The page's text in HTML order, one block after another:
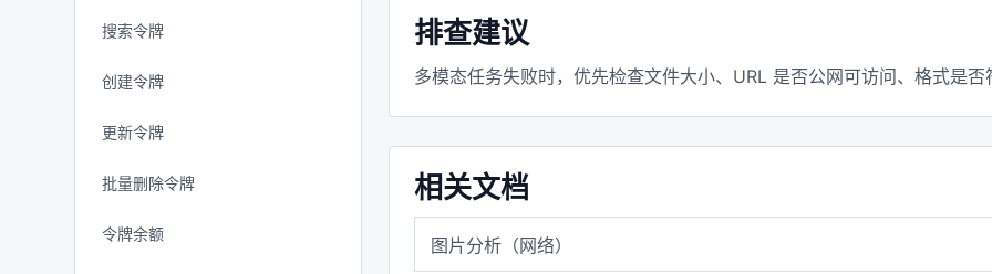
搜索令牌
创建令牌
更新令牌
批量删除令牌
令牌余额
排查建议
多模态任务失败时，优先检查文件大小、URL 是否公网可访问、格式是
相关文档
图片分析（网络）